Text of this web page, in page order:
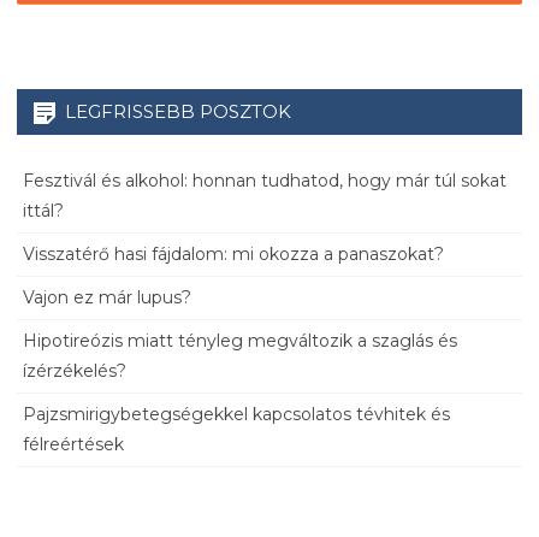
LEGFRISSEBB POSZTOK
Fesztivál és alkohol: honnan tudhatod, hogy már túl sokat
ittál?
Visszatérő hasi fájdalom: mi okozza a panaszokat?
Vajon ez már lupus?
Hipotireózis miatt tényleg megváltozik a szaglás és
ízérzékelés?
Pajzsmirigybetegségekkel kapcsolatos tévhitek és
félreértések